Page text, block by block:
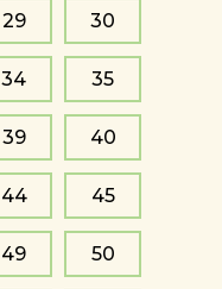
29 30
34 35
39 40
44 45
49 50